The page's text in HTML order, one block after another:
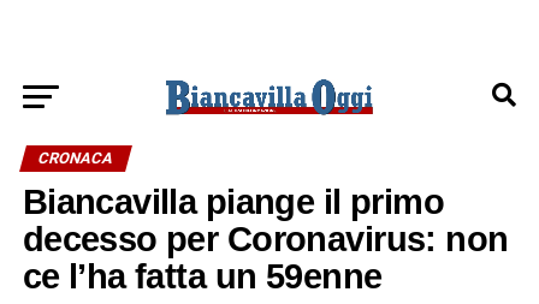
CRONACA
Biancavilla piange il primo
decesso per Coronavirus: non
ce l’ha fatta un 59enne